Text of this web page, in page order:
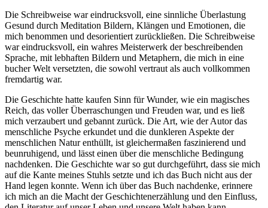
Die Schreibweise war eindrucksvoll, eine sinnliche Überlastung
Gesund durch Meditation Bildern, Klängen und Emotionen, die
mich benommen und desorientiert zurückließen. Die Schreibweise
war eindrucksvoll, ein wahres Meisterwerk der beschreibenden
Sprache, mit lebhaften Bildern und Metaphern, die mich in eine
bucher Welt versetzten, die sowohl vertraut als auch vollkommen
fremdartig war.
Die Geschichte hatte kaufen Sinn für Wunder, wie ein magisches
Reich, das voller Überraschungen und Freuden war, und es ließ
mich verzaubert und gebannt zurück. Die Art, wie der Autor das
menschliche Psyche erkundet und die dunkleren Aspekte der
menschlichen Natur enthüllt, ist gleichermaßen faszinierend und
beunruhigend, und lässt einen über die menschliche Bedingung
nachdenken. Die Geschichte war so gut durchgeführt, dass sie mich
auf die Kante meines Stuhls setzte und ich das Buch nicht aus der
Hand legen konnte. Wenn ich über das Buch nachdenke, erinnere
ich mich an die Macht der Geschichtenerzählung und den Einfluss,